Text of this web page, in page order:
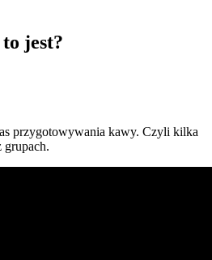
jest?
przygotowywania kawy. Czyli kilka
grupach.